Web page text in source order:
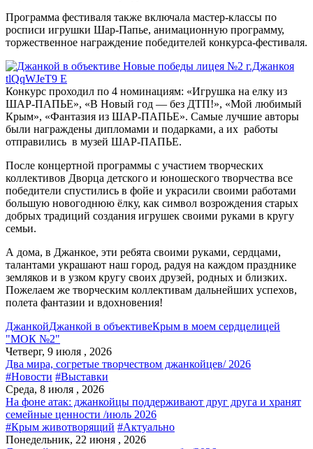
Программа фестиваля также включала мастер-классы по
росписи игрушки Шар-Папье, анимационную программу,
торжественное награждение победителей конкурса-фестиваля.
Конкурс проходил по 4 номинациям: «Игрушка на елку из
ШАР-ПАПЬЕ», «В Новый год — без ДТП!», «Мой любимый
Крым», «Фантазия из ШАР-ПАПЬЕ». Самые лучшие авторы
были награждены дипломами и подарками, а их работы
отправились в музей ШАР-ПАПЬЕ.
После концертной программы с участием творческих
коллективов Дворца детского и юношеского творчества все
победители спустились в фойе и украсили своими работами
большую новогоднюю ёлку, как символ возрождения старых
добрых традиций создания игрушек своими руками в кругу
семьи.
А дома, в Джанкое, эти ребята своими руками, сердцами,
талантами украшают наш город, радуя на каждом празднике
земляков и в узком кругу своих друзей, родных и близких.
Пожелаем же творческим коллективам дальнейших успехов,
полета фантазии и вдохновения!
ДжанкойДжанкой в объективеКрым в моем сердцелицей
"МОК №2"
Четверг, 9 июля , 2026
Два мира, согретые творчеством джанкойцев/ 2026
#Новости #Выставки
Среда, 8 июля , 2026
На фоне атак: джанкойцы поддерживают друг друга и хранят
семейные ценности /июль 2026
#Крым животворящий #Актуально
Понедельник, 22 июня , 2026